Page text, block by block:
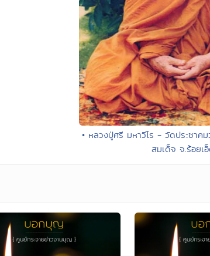
• หลวงปู่ศรี มหาวีโร - วัดประชาค
สมเด็จ จ.ร้อยเ